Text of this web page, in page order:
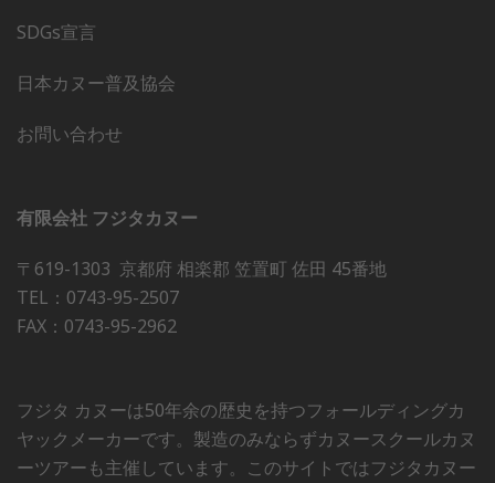
SDGs宣言
日本カヌー普及協会
お問い合わせ
有限会社 フジタカヌー
〒619-1303 京都府 相楽郡 笠置町 佐田 45番地
TEL：0743-95-2507
FAX：0743-95-2962
フジタ カヌーは50年余の歴史を持つフォールディングカ
ヤックメーカーです。製造のみならずカヌースクールカヌ
ーツアーも主催しています。このサイトではフジタカヌー